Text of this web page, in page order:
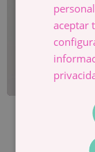
aceptar